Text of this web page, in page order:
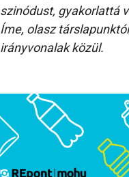
szinódust, gyakorlattá
Íme, olasz
irányvonalak közül.